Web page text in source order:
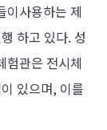
이사용하는 제
하고 있다. 성
험관은 전시체
있으며, 이를